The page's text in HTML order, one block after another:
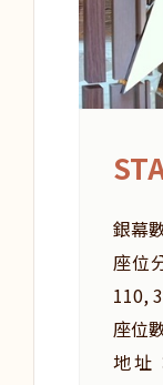
銀幕
座位
110,
座位
地址